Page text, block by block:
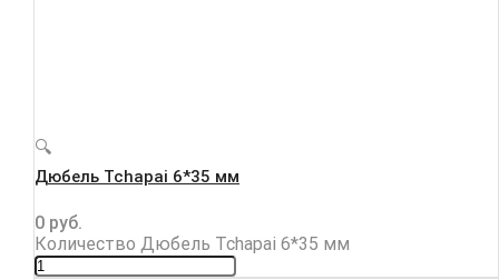
🔍
Дюбель Tchapai 6*35 мм
0 руб.
Количество Дюбель Tchapai 6*35 мм